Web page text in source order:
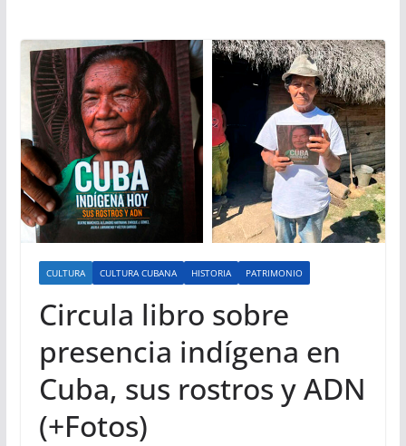
CULTURA CULTURA CUBANA HISTORIA PATRIMONIO
Circula libro sobre
presencia indígena en
Cuba, sus rostros y ADN
(+Fotos)